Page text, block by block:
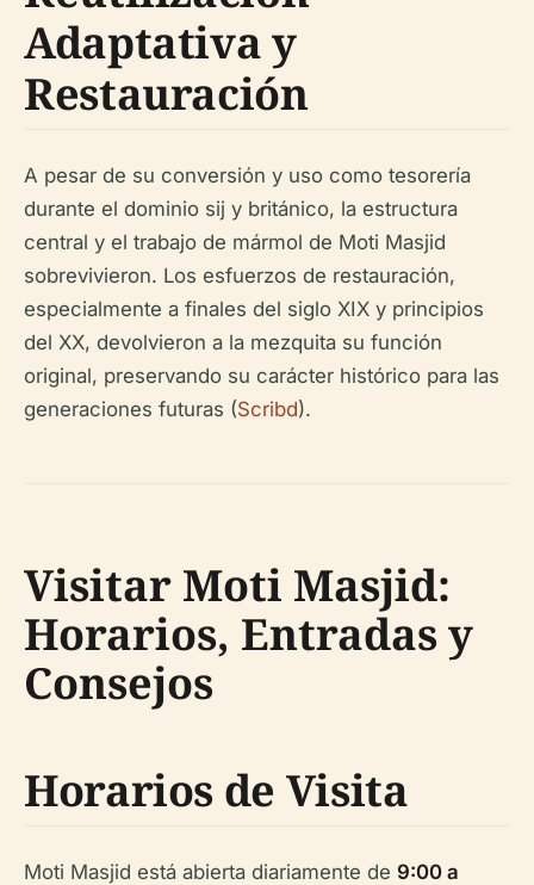
Adaptativa y
Restauración
A pesar de su conversión y uso como tesorería
durante el dominio sij y británico, la estructura
central y el trabajo de mármol de Moti Masjid
sobrevivieron. Los esfuerzos de restauración,
especialmente a finales del siglo XIX y principios
del XX, devolvieron a la mezquita su función
original, preservando su carácter histórico para las
generaciones futuras (Scribd).
Visitar Moti Masjid:
Horarios, Entradas y
Consejos
Horarios de Visita
Moti Masjid está abierta diariamente de 9:00 a